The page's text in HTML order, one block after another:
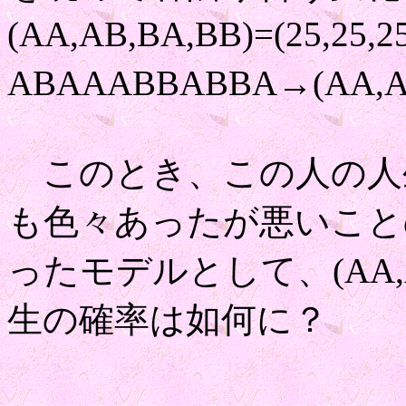
このとき、この人の人
も色々あったが悪いこ
ったモデルとして、
生の確率は如何に？